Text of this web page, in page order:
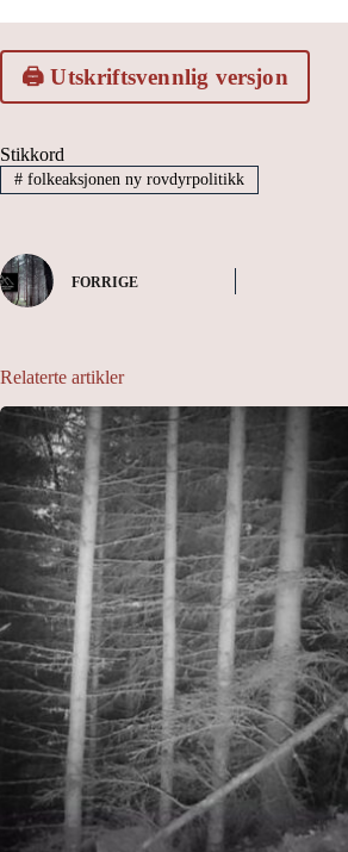
🖨️ Utskriftsvennlig versjon
Stikkord
#folkeaksjonen ny rovdyrpolitikk
FORRIGE
Relaterte artikler